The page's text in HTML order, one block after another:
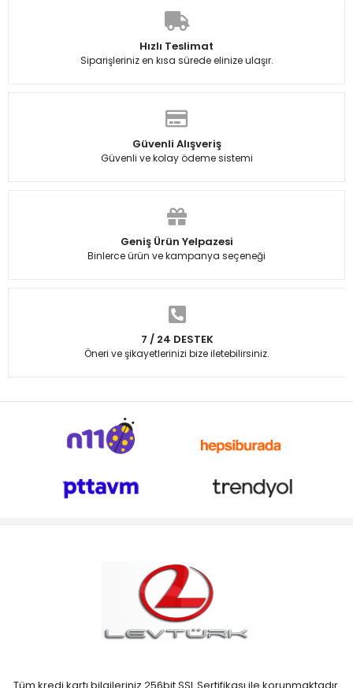
Hızlı Teslimat
Siparişleriniz en kısa sürede elinize ulaşır.
Güvenli Alışveriş
Güvenli ve kolay ödeme sistemi
Geniş Ürün Yelpazesi
Binlerce ürün ve kampanya seçeneği
7 / 24 DESTEK
Öneri ve şikayetlerinizi bize iletebilirsiniz.